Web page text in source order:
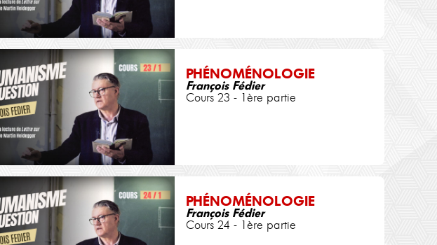
PHÉNOMÉNOLOGIE
François Fédier
Cours 23 - 1ère partie
PHÉNOMÉNOLOGIE
François Fédier
Cours 24 - 1ère partie